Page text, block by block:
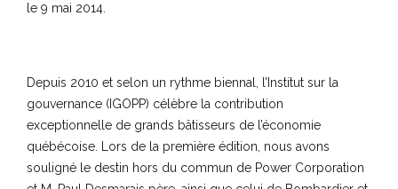
le 9 mai 2014.
Depuis 2010 et selon un rythme biennal, l’Institut sur la
gouvernance (IGOPP) célèbre la contribution
exceptionnelle de grands bâtisseurs de l’économie
québécoise. Lors de la première édition, nous avons
souligné le destin hors du commun de Power Corporation